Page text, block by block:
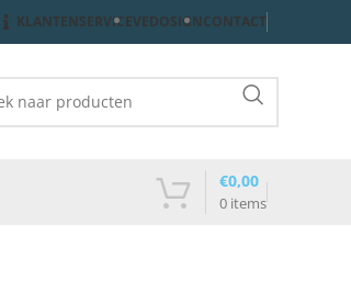
KLANTENSERVICEVEDOSIGNCONTACT
0 items
€0,00